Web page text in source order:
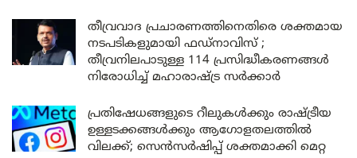
തീവ്രവാദ പ്രചാരണത്തിനെതിരെ ശക്തമായ
നടപടികളുമായി ഫഡ്നാവിസ് ;
തീവ്രനിലപാടുള്ള 114 പ്രസിദ്ധീകരണങ്ങൾ
നിരോധിച്ച് മഹാരാഷ്ട്ര സർക്കാർ
പ്രതിഷേധങ്ങളുടെ റീലുകൾക്കും രാഷ്ട്രീയ
ഉള്ളടക്കങ്ങൾക്കും ആഗോളതലത്തിൽ
വിലക്ക്; സെൻസർഷിപ്പ് ശക്തമാക്കി മെറ്റ